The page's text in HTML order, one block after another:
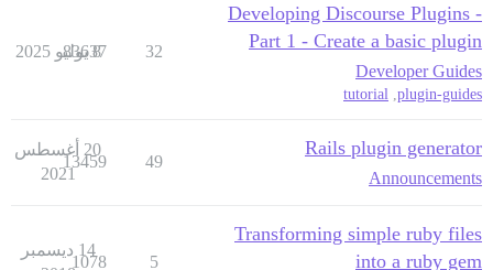
Developing Discourse Plugins -
Part 1 - Create a basic plugin
Developer Guides
plugin-guides
tutorial
32
83637
8 يوليو 2025
Rails plugin generator
Announcements
49
13459
20 أغسطس
2021
Transforming simple ruby files
into a ruby gem
5
1078
14 ديسمبر